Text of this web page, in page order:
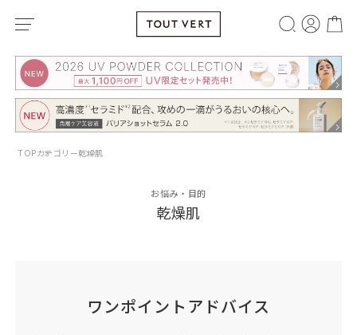
TOPカテゴリー乾燥肌
お悩み・目的
乾燥肌
ワンポイントアドバイス